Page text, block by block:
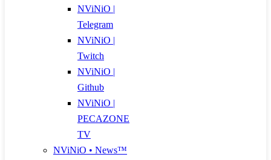
NViNiO |
Telegram
NViNiO |
Twitch
NViNiO |
Github
NViNiO |
PECAZONE
TV
NViNiO • News™